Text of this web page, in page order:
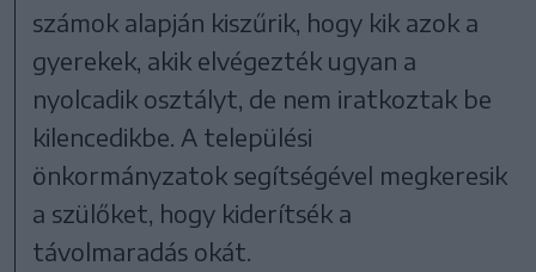
számok alapján kiszűrik, hogy kik azok a
gyerekek, akik elvégezték ugyan a
nyolcadik osztályt, de nem iratkoztak be
kilencedikbe. A települési
önkormányzatok segítségével megkeresik
a szülőket, hogy kiderítsék a
távolmaradás okát.